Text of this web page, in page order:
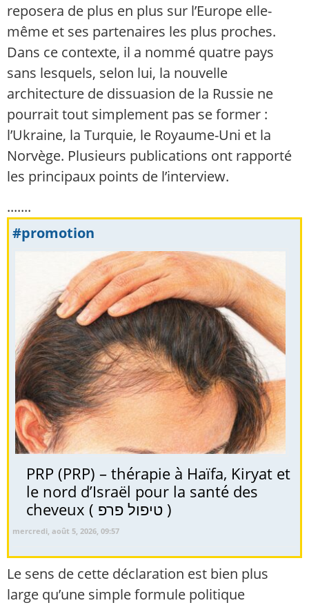
reposera de plus en plus sur l’Europe elle-
même et ses partenaires les plus proches.
Dans ce contexte, il a nommé quatre pays
sans lesquels, selon lui, la nouvelle
architecture de dissuasion de la Russie ne
pourrait tout simplement pas se former :
l’Ukraine, la Turquie, le Royaume-Uni et la
Norvège. Plusieurs publications ont rapporté
les principaux points de l’interview.
.......
#promotion
PRP (PRP) – thérapie à Haïfa, Kiryat et
le nord d’Israël pour la santé des
cheveux ( טיפול פרפ )
mercredi, août 5, 2026, 09:57
Le sens de cette déclaration est bien plus
large qu’une simple formule politique